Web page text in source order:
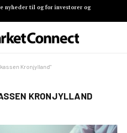
nyheder til og for investorer og
Kronjylland"
KRONJYLLAND